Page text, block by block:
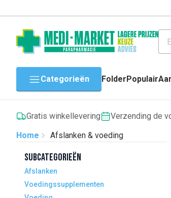
Categorieën FolderPopulair
Gratis winkellevering Verzending de
Home
Afslanken & voeding
Subcategorieën
Afslanken
Voedingssupplementen